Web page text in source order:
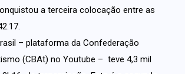
a terceira colocação entre as
– plataforma da Confederação
(CBAt) no Youtube – teve 4,3 mil